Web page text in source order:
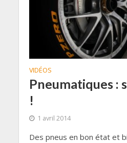
VIDÉOS
Pneumatiques :
!
1 avril 2014
Des pneus en bon état et